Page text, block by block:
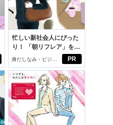
PR
忙しい新社会人にぴった
り！ 「朝リフレア」をは
じめよう。しっかりニオ
イケアして24時間快適。
身だしなみ・ビジネ
スアイテム